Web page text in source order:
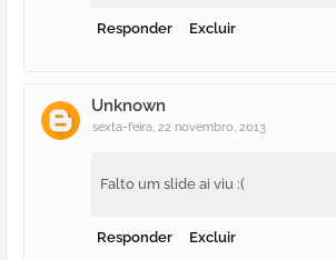
Responder Excluir
Unknown
sexta-feira, 22 novembro, 2013
Falto um slide ai viu :(
Responder Excluir